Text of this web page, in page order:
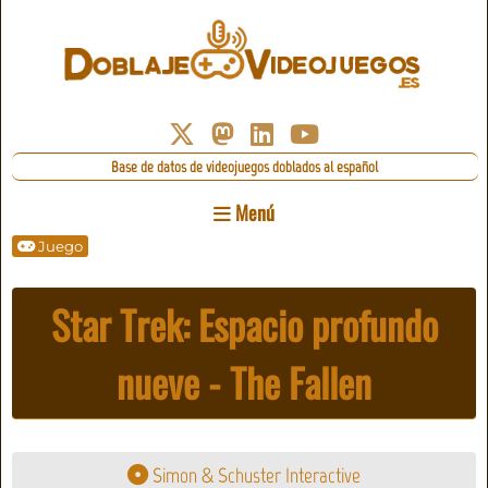
Base de datos de videojuegos doblados al español
Menú
Juego
Star Trek: Espacio profundo
nueve - The Fallen
Simon & Schuster Interactive